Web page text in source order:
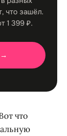
что зашёл.
1 399 ₽.
→
что